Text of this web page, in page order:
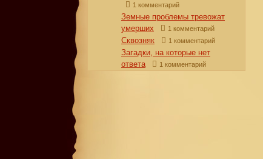
1 комментарий
Земные проблемы тревожат
умерших
1 комментарий
Сквозняк 1 комментарий
Загадки, на которые нет
ответа
1 комментарий